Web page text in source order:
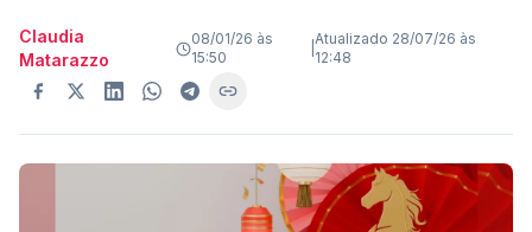
Claudia
Matarazzo
08/01/26 às
15:50
|
Atualizado 28/07/26 às
12:48